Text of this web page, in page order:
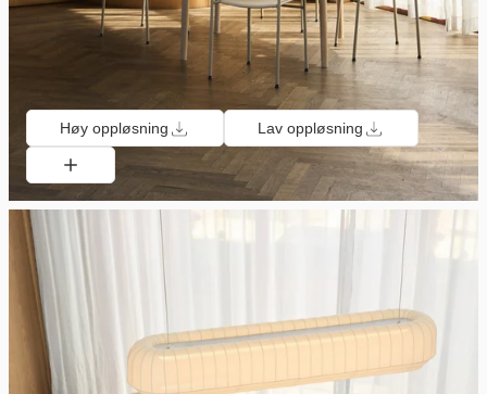
Høy oppløsning Lav oppløsning